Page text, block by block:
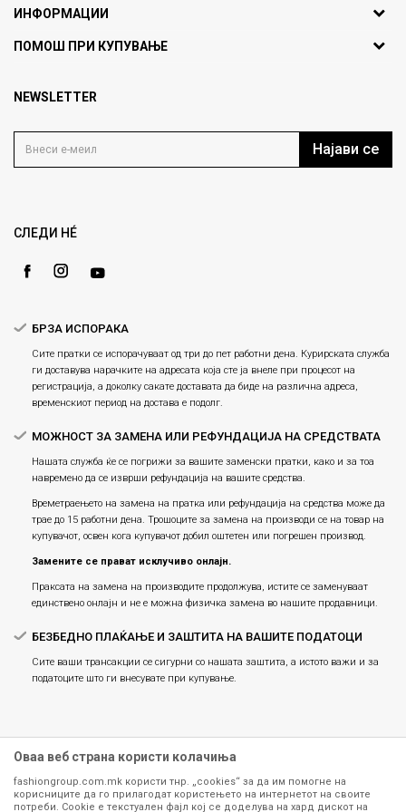
ИНФОРМАЦИИ
За нас
Продавници
Блог
Gift Card
ПОМОШ ПРИ КУПУВАЊЕ
Политика на приватност
Како да купите
Замена и рефундација на производи
NEWSLETTER
Најави се
СЛЕДИ НÉ
БРЗА ИСПОРАКА
Сите пратки се испорачуваат од три до пет работни дена. Курирската служба
ги доставува нарачките на адресата која сте ја внеле при процесот на
регистрација, а доколку сакате доставата да биде на различна адреса,
временскиот период на достава е подолг.
МОЖНОСТ ЗА ЗАМЕНА ИЛИ РЕФУНДАЦИЈА НА СРЕДСТВАТА
Нашата служба ќе се погрижи за вашите заменски пратки, како и за тоа
навремено да се изврши рефундација на вашите средства.
Времетраењето на замена на пратка или рефундацијa на средства може да
трае до 15 работни дена. Трошоците за замена на производи се на товар на
купувачот, освен кога купувачот добил оштетен или погрешен производ.
Замените се прават исклучиво онлајн.
Праксата на замена на производите продолжува, истите се заменуваат
единствено онлајн и не е можна физичка замена во нашите продавници.
БЕЗБЕДНО ПЛАЌАЊЕ И ЗАШТИТА НА ВАШИТЕ ПОДАТОЦИ
Сите ваши трансакции се сигурни со нашата заштита, а истото важи и за
податоците што ги внесувате при купување.
Оваа веб страна користи колачиња
fashiongroup.com.mk користи тнр. „cookies“ за да им помогне на
корисниците да го прилагодат користењето на интернетот на своите
потреби. Cookie е текстуален фајл кој се доделува на хард дискот на